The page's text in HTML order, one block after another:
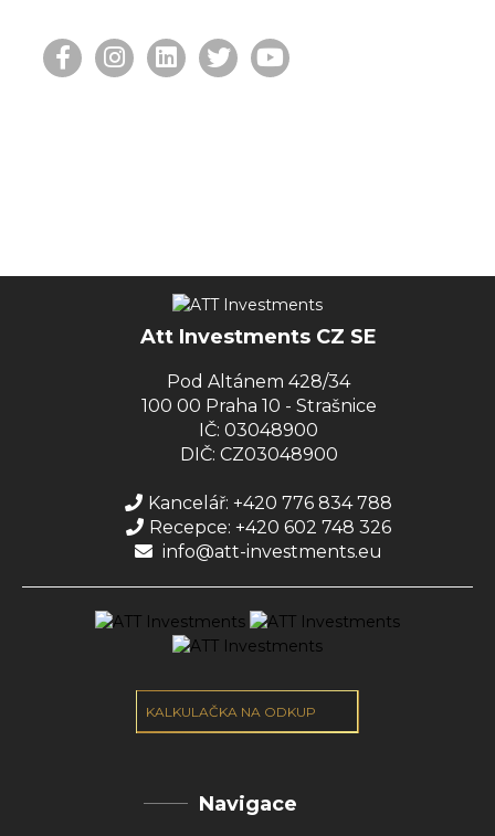
Att Investments CZ SE
Pod Altánem 428/34
100 00 Praha 10 - Strašnice
IČ: 03048900
DIČ: CZ03048900
Kancelář: +420 776 834 788
Recepce: +420 602 748 326
info@att-investments.eu
KALKULAČKA NA ODKUP
Navigace